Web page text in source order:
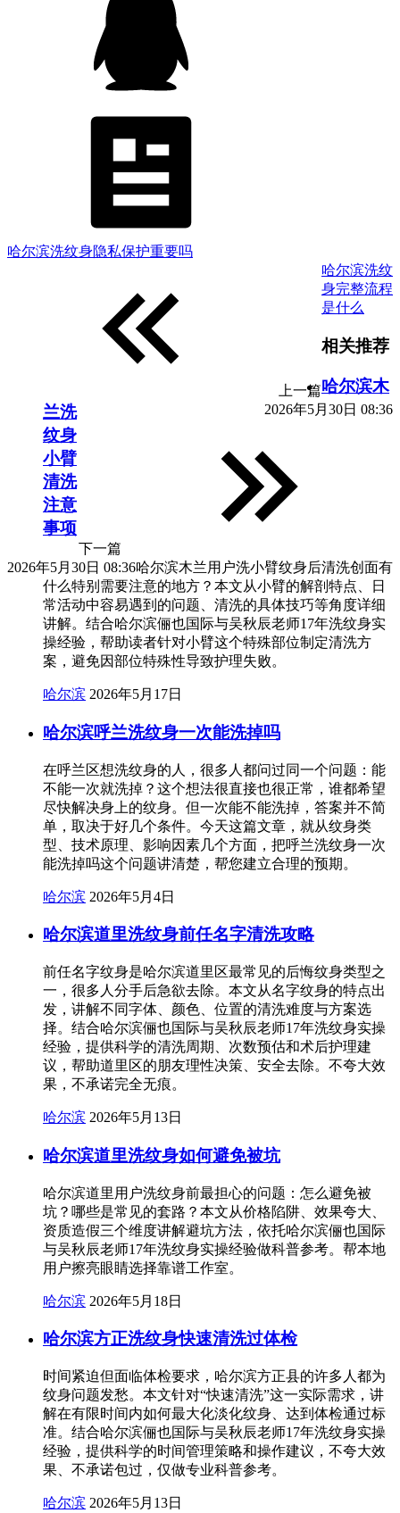
哈尔滨洗纹身隐私保护重要吗
上一篇
2026年5月30日 08:36
哈尔滨洗纹
身完整流程
是什么
下一篇
2026年5月30日 08:36
相关推荐
哈尔滨木
兰洗
纹身
小臂
清洗
注意
事项
哈尔滨木兰用户洗小臂纹身后清洗创面有
什么特别需要注意的地方？本文从小臂的解剖特点、日
常活动中容易遇到的问题、清洗的具体技巧等角度详细
讲解。结合哈尔滨俪也国际与吴秋辰老师17年洗纹身实
操经验，帮助读者针对小臂这个特殊部位制定清洗方
案，避免因部位特殊性导致护理失败。
哈尔滨 2026年5月17日
哈尔滨呼兰洗纹身一次能洗掉吗
在呼兰区想洗纹身的人，很多人都问过同一个问题：能
不能一次就洗掉？这个想法很直接也很正常，谁都希望
尽快解决身上的纹身。但一次能不能洗掉，答案并不简
单，取决于好几个条件。今天这篇文章，就从纹身类
型、技术原理、影响因素几个方面，把呼兰洗纹身一次
能洗掉吗这个问题讲清楚，帮您建立合理的预期。
哈尔滨 2026年5月4日
哈尔滨道里洗纹身前任名字清洗攻略
前任名字纹身是哈尔滨道里区最常见的后悔纹身类型之
一，很多人分手后急欲去除。本文从名字纹身的特点出
发，讲解不同字体、颜色、位置的清洗难度与方案选
择。结合哈尔滨俪也国际与吴秋辰老师17年洗纹身实操
经验，提供科学的清洗周期、次数预估和术后护理建
议，帮助道里区的朋友理性决策、安全去除。不夸大效
果，不承诺完全无痕。
哈尔滨 2026年5月13日
哈尔滨道里洗纹身如何避免被坑
哈尔滨道里用户洗纹身前最担心的问题：怎么避免被
坑？哪些是常见的套路？本文从价格陷阱、效果夸大、
资质造假三个维度讲解避坑方法，依托哈尔滨俪也国际
与吴秋辰老师17年洗纹身实操经验做科普参考。帮本地
用户擦亮眼睛选择靠谱工作室。
哈尔滨 2026年5月18日
哈尔滨方正洗纹身快速清洗过体检
时间紧迫但面临体检要求，哈尔滨方正县的许多人都为
纹身问题发愁。本文针对“快速清洗”这一实际需求，讲
解在有限时间内如何最大化淡化纹身、达到体检通过标
准。结合哈尔滨俪也国际与吴秋辰老师17年洗纹身实操
经验，提供科学的时间管理策略和操作建议，不夸大效
果、不承诺包过，仅做专业科普参考。
哈尔滨 2026年5月13日